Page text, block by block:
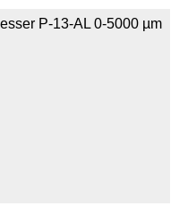
P-13-AL 0-5000 µm